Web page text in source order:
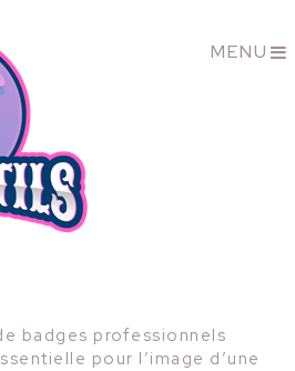
MENU
badges professionnels
pour l’image d’une